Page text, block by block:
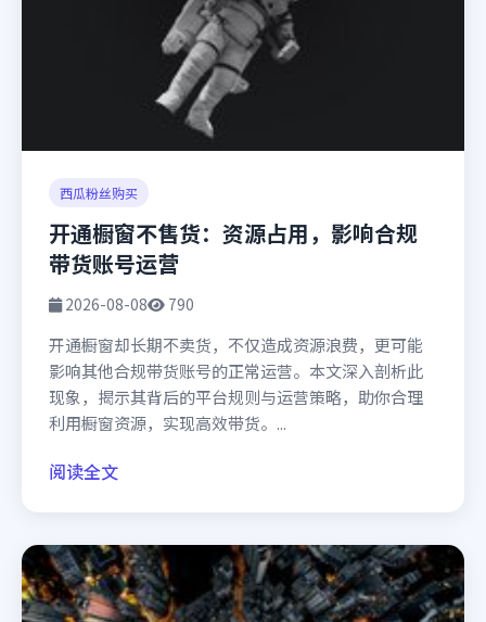
西瓜粉丝购买
开通橱窗不售货：资源占用，影响合规
带货账号运营
2026-08-08 790
开通橱窗却长期不卖货，不仅造成资源浪费，更可能
影响其他合规带货账号的正常运营。本文深入剖析此
现象，揭示其背后的平台规则与运营策略，助你合理
利用橱窗资源，实现高效带货。...
阅读全文